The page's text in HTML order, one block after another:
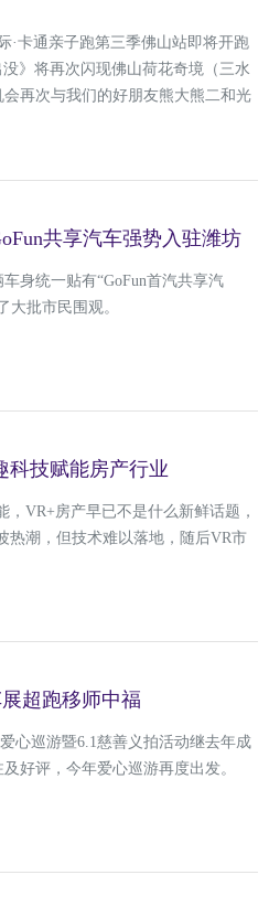
·卡通亲子跑第三季佛山站即将开跑
》将再次闪现佛山荷花奇境（三水
再次与我们的好朋友熊大熊二和光
共享汽车强势入驻潍坊
身统一贴有“GoFun首汽共享汽
大批市民围观。
科技赋能房产行业
VR+房产早已不是什么新鲜话题，
热潮，但技术难以落地，随后VR市
超跑移师中福
心巡游暨6.1慈善义拍活动继去年成
好评，今年爱心巡游再度出发。